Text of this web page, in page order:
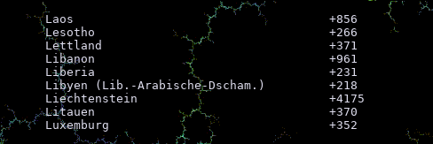
Laos					+856
Lesotho					+266
Lettland				+371
Libanon					+961
Liberia					+231
Libyen (Lib.-Arabische-Dscham.)		+218
Liechtenstein				+4175
Litauen					+370
Luxemburg				+352